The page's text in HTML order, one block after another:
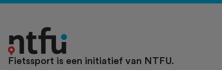
Fietssport is een initiatief van NTFU.